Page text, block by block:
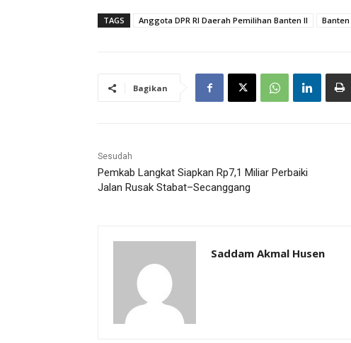
TAGS Anggota DPR RI Daerah Pemilihan Banten II Banten
Bagikan
Sesudah
Pemkab Langkat Siapkan Rp7,1 Miliar Perbaiki
Jalan Rusak Stabat–Secanggang
Saddam Akmal Husen